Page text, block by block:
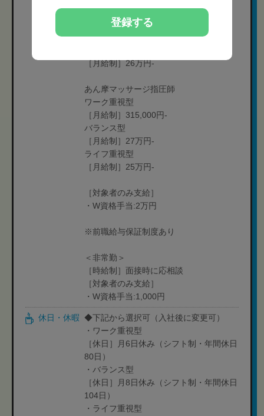
［月給制］325,000円-
バランス型
［月給制］28万円-
［月給制］26万円-
あん摩マッサージ指圧師
ワーク重視型
［月給制］315,000円-
バランス型
［月給制］27万円-
ライフ重視型
［月給制］25万円-
［対象者のみ支給］
・W資格手当:2万円
※前職給与保証制度あり
＜非常勤＞
［時給制］面接時に応相談
［対象者のみ支給］
・W資格手当:1,000円
休日・休暇
◆下記から選択可（入社後に変更可）
・ワーク重視型
［休日］月6日休み（シフト制・年間休日
80日）
・バランス型
［休日］月8日休み（シフト制・年間休日
104日）
・ライフ重視型
登録する